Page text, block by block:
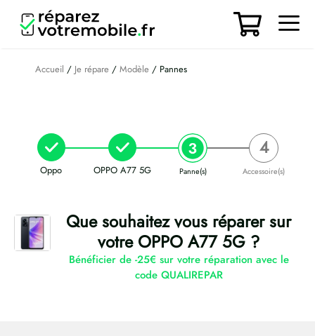
contenu
Accueil / Je répare / Modèle / Pannes
Oppo OPPO A77 5G Panne(s) Accessoire(s)
Que souhaitez vous réparer sur
votre OPPO A77 5G ?
Bénéficier de -25€ sur votre réparation avec le
code QUALIREPAR